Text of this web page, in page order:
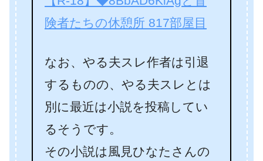
険者たちの休憩所 817部屋目
なお、やる夫スレ作者は引退
するものの、やる夫スレとは
別に最近は小説を投稿してい
るそうです。
その小説は風見ひなたさんの